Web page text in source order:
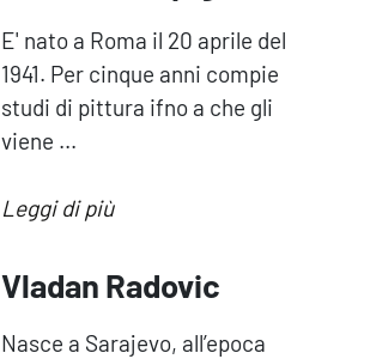
E' nato a Roma il 20 aprile del
1941. Per cinque anni compie
studi di pittura ifno a che gli
viene ...
Leggi di più
Vladan Radovic
Nasce a Sarajevo, all’epoca